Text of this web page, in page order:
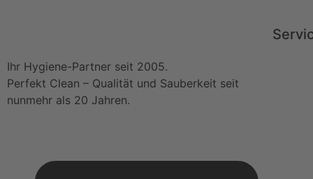
Ihr Hygiene-Partner seit 2005.
Perfekt Clean – Qualität und Sauberkeit seit
nunmehr als 20 Jahren.